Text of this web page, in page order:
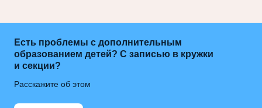
Есть проблемы с дополнительным
образованием детей? С записью в кружки
и секции?
Расскажите об этом